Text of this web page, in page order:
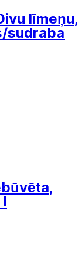
līmeņu,
sudraba
l